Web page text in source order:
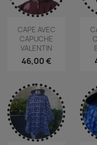
CAPE AVEC
CAPUCHE
VALENTIN
46,00 €